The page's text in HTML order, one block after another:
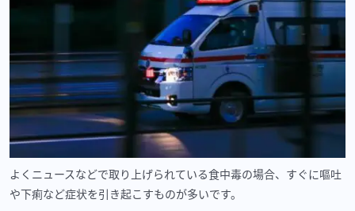
よくニュースなどで取り上げられている食中毒の場合、すぐに嘔吐
や下痢など症状を引き起こすものが多いです。